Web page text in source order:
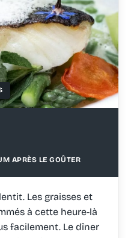
APRÈS LE GOÛTER
Les graisses et
à cette heure-là
facilement. Le dîner